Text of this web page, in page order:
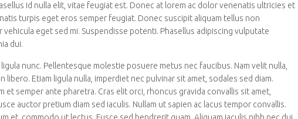
id nulla elit, vitae feugiat est. Donec at lorem ac dolor venenatis ultricies et
turpis eget eros semper feugiat. Donec suscipit aliquam tellus non
eget sed mi. Suspendisse potenti. Phasellus adipiscing vulputate
dui.
nunc. Pellentesque molestie posuere metus nec faucibus. Nam velit nulla,
libero. Etiam ligula nulla, imperdiet nec pulvinar sit amet, sodales sed diam.
et semper ante pharetra. Cras elit orci, rhoncus gravida convallis sit amet,
auctor pretium diam sed iaculis. Nullam ut sapien ac lacus tempor convallis.